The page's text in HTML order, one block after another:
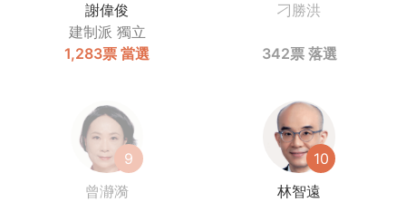
謝偉俊
建制派 獨立
1,283票 當選
刁勝洪
342票 落選
9
曾瀞漪
10
林智遠